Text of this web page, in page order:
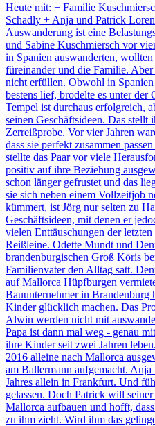
Heute mit: + Familie
Schadly + Anja und Patrick
Auswanderung ist eine
und Sabine Kuschmiersch vor
in Spanien auswanderten,
füreinander und die Familie.
nicht erfüllen. Obwohl in
bestens lief, brodelte es unter der
Tempel ist durchaus erfolgreich,
seinen Geschäftsideen. Das stellt
Zerreißprobe. Vor vier Jahren
dass sie perfekt zusammen
stellte das Paar vor viele
positiv auf ihre Beziehung
schon länger gefrustet und das
sie sich neben einem Vollzeitjob
kümmert, ist Jörg nur selten zu
Geschäftsideen, mit denen er
vielen Enttäuschungen der
Reißleine. Odette Mundt und
brandenburgischen Groß Köris
Familienvater den Alltag satt.
auf Mallorca Hüpfburgen
Bauunternehmer in Brandenburg
Kinder glücklich machen. Das
Alwin werden nicht mit
Papa ist dann mal weg - genau
ihre Kinder seit zwei Jahren
2016 alleine nach Mallorca
am Ballermann aufgemacht.
Jahres allein in Frankfurt. Und
gelassen. Doch Patrick will
Mallorca aufbauen und hofft,
zu ihm zieht. Wird ihm das